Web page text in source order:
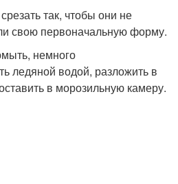
так, чтобы они не
свою первоначальную форму.
немного
ледяной водой, разложить в
в морозильную камеру.